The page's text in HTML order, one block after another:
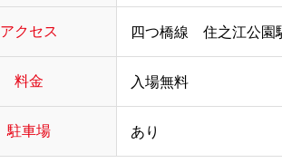
アクセス 四つ橋線 住之江公園
料金 入場無料
駐車場 あり